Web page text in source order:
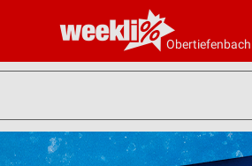
Obertiefenbach